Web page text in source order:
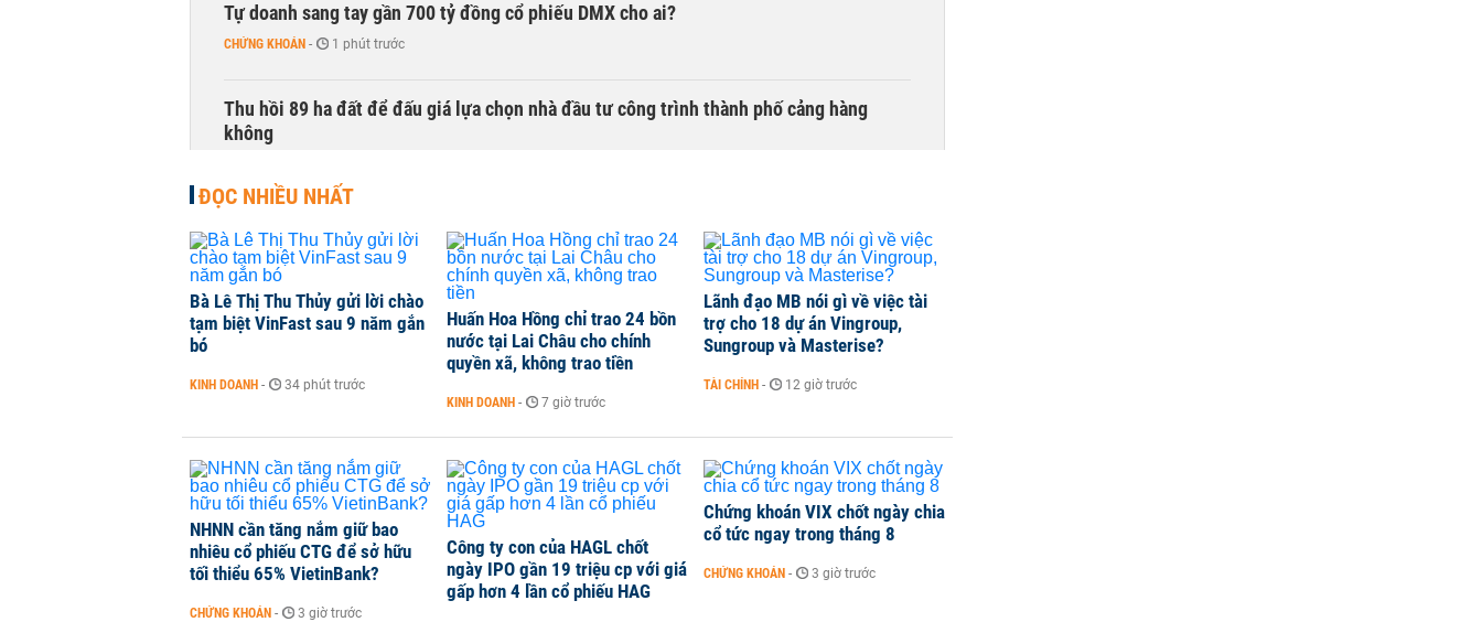
Tự doanh sang tay gần 700 tỷ đồng cổ phiếu DMX cho ai?
CHỨNG KHOÁN - 1 phút trước
Thu hồi 89 ha đất để đấu giá lựa chọn nhà đầu tư công trình thành phố cảng hàng
không
Dòng tiền ngoại bất ngờ trở lại TTCK, ai đã mua vào?
CHỨNG KHOÁN 1 phút trước
Kiến nghị đưa người bán hàng online, lao động công trình đóng BHXH bắt buộc
ĐỌC NHIỀU NHẤT
Bà Lê Thị Thu Thủy gửi lời chào
tạm biệt VinFast sau 9 năm gắn
bó
KINH DOANH - 34 phút trước
Huấn Hoa Hồng chỉ trao 24 bồn
nước tại Lai Châu cho chính
quyền xã, không trao tiền
KINH DOANH - 7 giờ trước
Lãnh đạo MB nói gì về việc tài
trợ cho 18 dự án Vingroup,
Sungroup và Masterise?
TÀI CHÍNH - 12 giờ trước
NHNN cần tăng nắm giữ bao
nhiêu cổ phiếu CTG để sở hữu
tối thiểu 65% VietinBank?
CHỨNG KHOÁN - 3 giờ trước
Công ty con của HAGL chốt
ngày IPO gần 19 triệu cp với giá
gấp hơn 4 lần cổ phiếu HAG
Chứng khoán VIX chốt ngày chia
cổ tức ngay trong tháng 8
CHỨNG KHOÁN - 3 giờ trước